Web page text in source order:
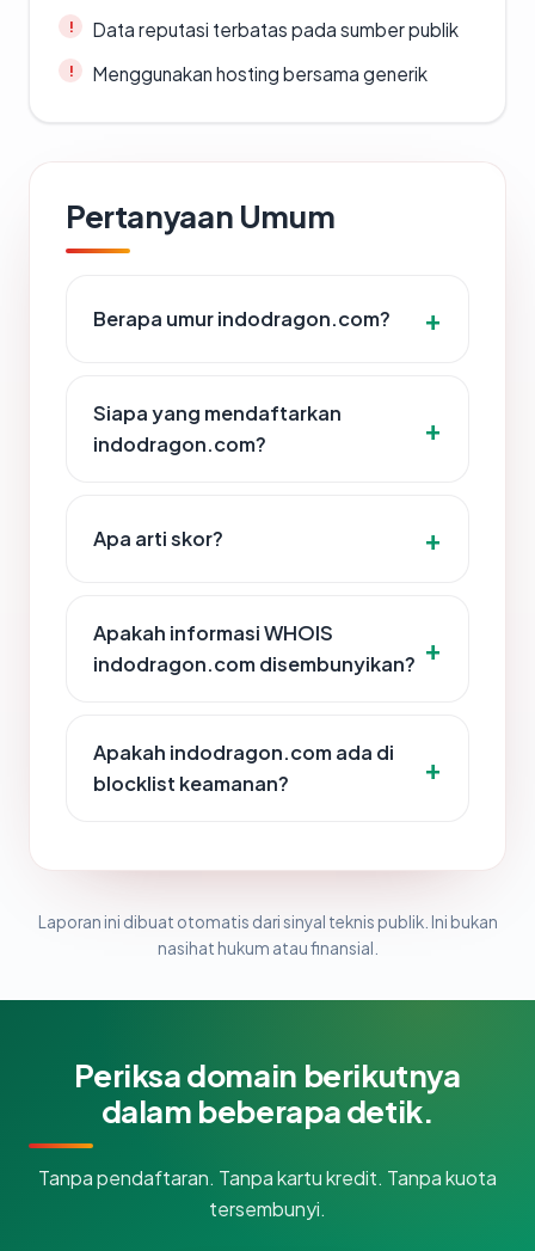
Data reputasi terbatas pada sumber publik
Menggunakan hosting bersama generik
Pertanyaan Umum
Berapa umur indodragon.com?
Siapa yang mendaftarkan
indodragon.com?
Apa arti skor?
Apakah informasi WHOIS
indodragon.com disembunyikan?
Apakah indodragon.com ada di
blocklist keamanan?
Laporan ini dibuat otomatis dari sinyal teknis publik. Ini bukan
nasihat hukum atau finansial.
Periksa domain berikutnya
dalam beberapa detik.
Tanpa pendaftaran. Tanpa kartu kredit. Tanpa kuota
tersembunyi.